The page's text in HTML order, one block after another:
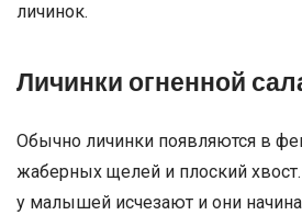
личинок.
Личинки огненной
Обычно личинки появляются в
жаберных щелей и плоский
у малышей исчезают и они